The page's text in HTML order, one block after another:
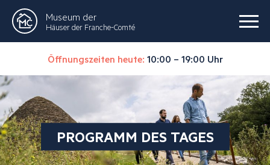
Museum der
Häuser der Franche-Comté
Öffnungszeiten heute: 10:00 – 19:00 Uhr
PROGRAMM DES TAGES